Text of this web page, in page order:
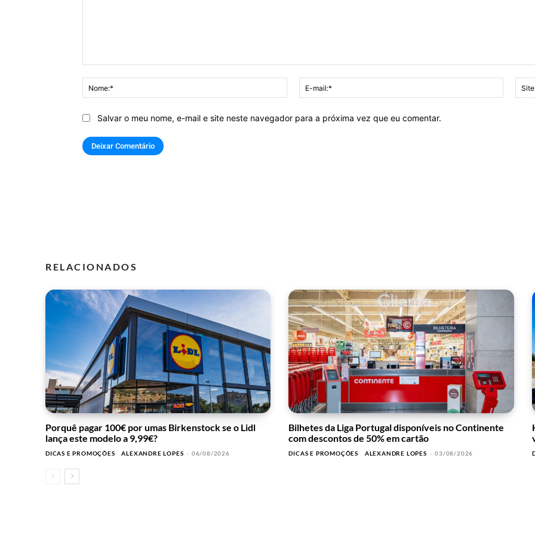
Nome:*
mail:*
Salvar o meu nome, e-mail e site neste navegador para a próxima vez que eu comentar.
RELACIONADOS
Porquê pagar 100€ por umas Birkenstock se o Lidl
lança este modelo a 9,99€?
DICAS E PROMOÇÕES ALEXANDRE LOPES - 06/08/2026
Bilhetes da Liga Portugal disponíveis no Continente
com descontos de 50% em cartão
DICAS E PROMOÇÕES ALEXANDRE LOPES - 03/08/2026